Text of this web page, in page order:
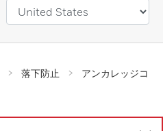
落下防止
アンカレッジコ